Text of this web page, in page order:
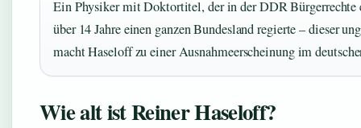
Ein Physiker mit Doktortitel, der in der DDR Bürgerrechte
über 14 Jahre einen ganzen Bundesland regierte – dieser
macht Haseloff zu einer Ausnahmeerscheinung im
Wie alt ist Reiner Haseloff?